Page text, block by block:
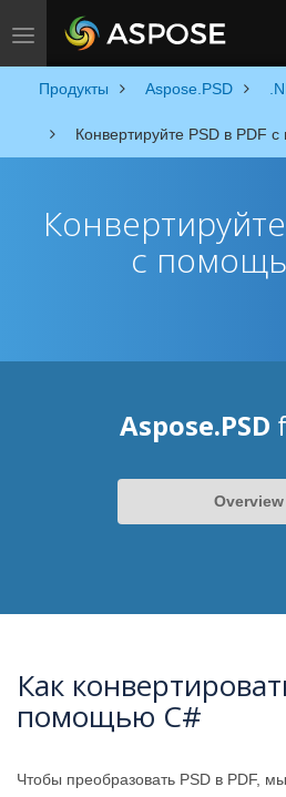
Toggle navigation
Продукты Aspose.PSD
Конвертируйте PSD в PDF
с
Aspose.PSD
Overview
Как
помощью C#
Чтобы преобразовать PSD в PDF,